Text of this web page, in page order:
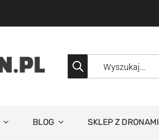
BLOG SKLEP Z DRONAMI